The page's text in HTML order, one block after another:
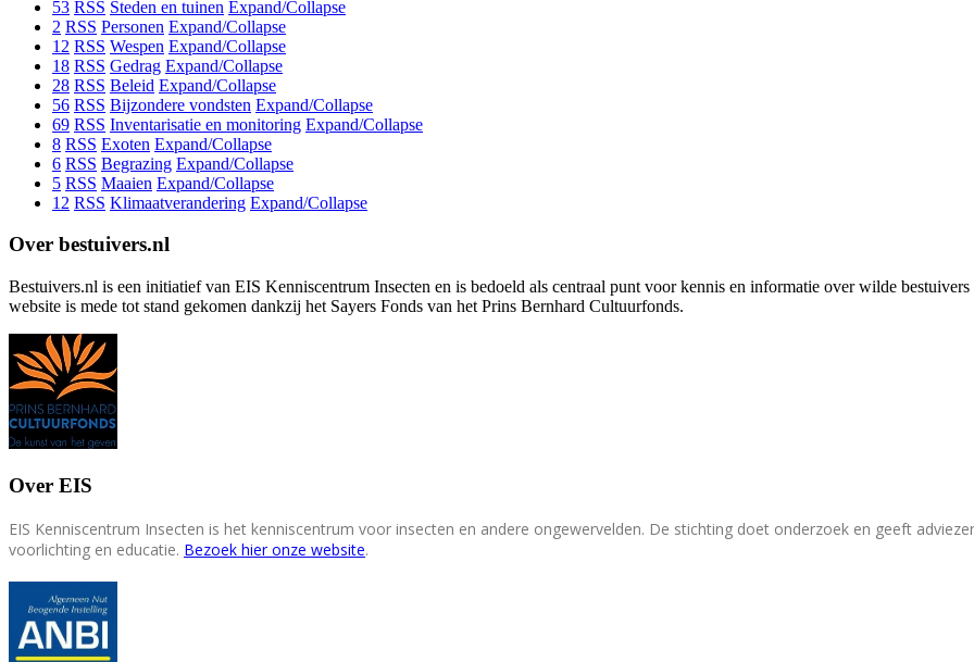
53 RSS Steden en tuinen Expand/Collapse
2 RSS Personen Expand/Collapse
12 RSS Wespen Expand/Collapse
18 RSS Gedrag Expand/Collapse
28 RSS Beleid Expand/Collapse
56 RSS Bijzondere vondsten Expand/Collapse
69 RSS Inventarisatie en monitoring Expand/Collapse
8 RSS Exoten Expand/Collapse
6 RSS Begrazing Expand/Collapse
5 RSS Maaien Expand/Collapse
12 RSS Klimaatverandering Expand/Collapse
Over bestuivers.nl
Bestuivers.nl is een initiatief van EIS Kenniscentrum Insecten en is bedoeld als centraal punt voor kennis en informatie over wilde
website is mede tot stand gekomen dankzij het Sayers Fonds van het Prins Bernhard Cultuurfonds.
Over EIS
EIS Kenniscentrum Insecten is het kenniscentrum voor insecten en andere ongewervelden. De stichting doet onderzoek en geeft
voorlichting en educatie. Bezoek hier onze website.